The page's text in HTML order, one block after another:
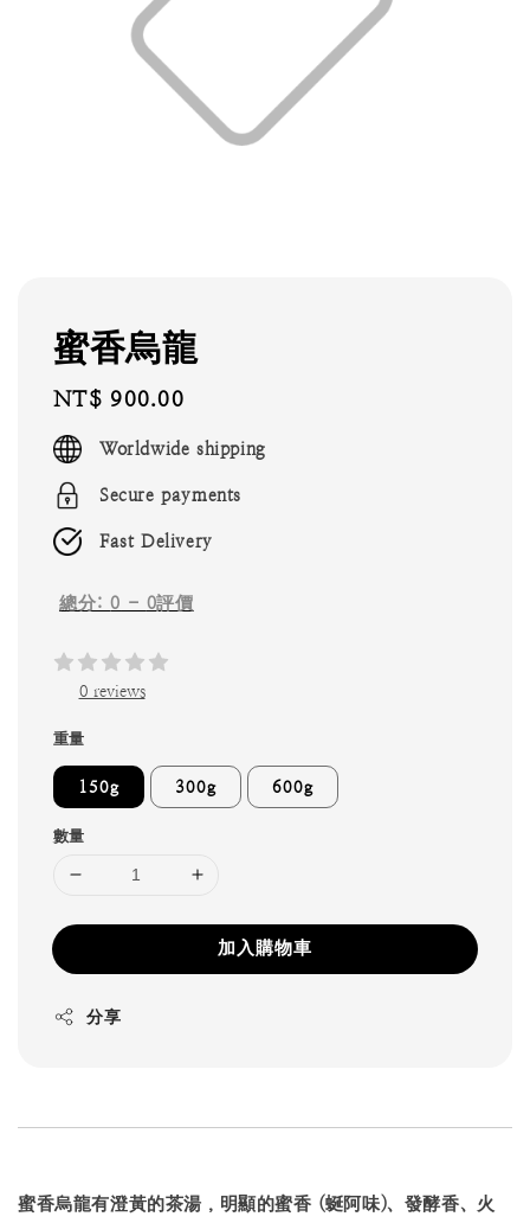
蜜香烏龍
Regular
price
NT$ 900.00
Worldwide shipping
Secure payments
Fast Delivery
總分:0 - 0評價
0 reviews
重量
150g 300g 600g
數量
加入購物車
分享
蜜香烏龍有澄黃的茶湯，明顯的蜜香 (蜒阿味)、發酵香、火